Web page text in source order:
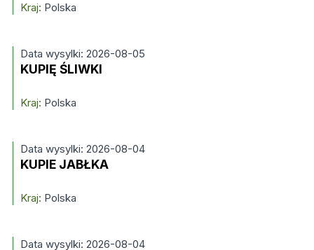
Kraj: Polska
Data wysylki: 2026-08-05
KUPIĘ ŚLIWKI
Kraj: Polska
Data wysylki: 2026-08-04
KUPIE JABŁKA
Kraj: Polska
Data wysylki: 2026-08-04